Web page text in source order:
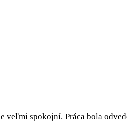
spokojní. Práca bola